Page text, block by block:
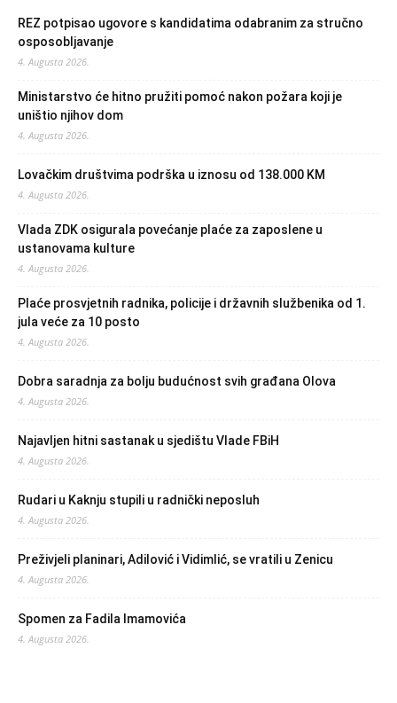
REZ potpisao ugovore s kandidatima odabranim za stručno
osposobljavanje
4. Augusta 2026.
Ministarstvo će hitno pružiti pomoć nakon požara koji je
uništio njihov dom
4. Augusta 2026.
Lovačkim društvima podrška u iznosu od 138.000 KM
4. Augusta 2026.
Vlada ZDK osigurala povećanje plaće za zaposlene u
ustanovama kulture
4. Augusta 2026.
Plaće prosvjetnih radnika, policije i državnih službenika od 1.
jula veće za 10 posto
4. Augusta 2026.
Dobra saradnja za bolju budućnost svih građana Olova
4. Augusta 2026.
Najavljen hitni sastanak u sjedištu Vlade FBiH
4. Augusta 2026.
Rudari u Kaknju stupili u radnički neposluh
4. Augusta 2026.
Preživjeli planinari, Adilović i Vidimlić, se vratili u Zenicu
4. Augusta 2026.
Spomen za Fadila Imamovića
4. Augusta 2026.